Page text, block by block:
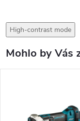
High-contrast mode
Mohlo by Vás